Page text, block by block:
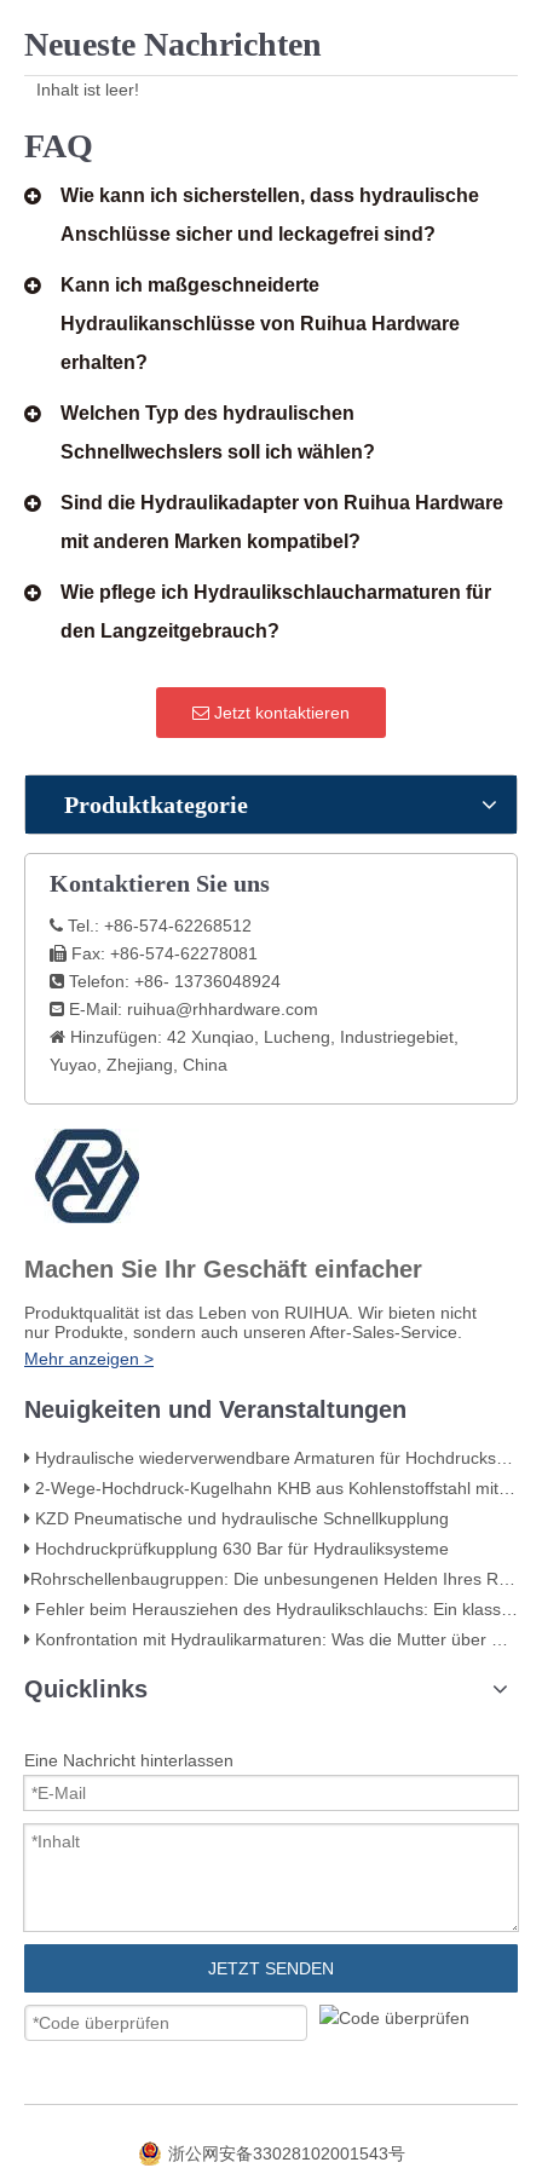
Neueste Nachrichten
Inhalt ist leer!
FAQ
Wie kann ich sicherstellen, dass hydraulische
Anschlüsse sicher und leckagefrei sind?
Kann ich maßgeschneiderte
Hydraulikanschlüsse von Ruihua Hardware
erhalten?
Welchen Typ des hydraulischen
Schnellwechslers soll ich wählen?
Sind die Hydraulikadapter von Ruihua Hardware
mit anderen Marken kompatibel?
Wie pflege ich Hydraulikschlaucharmaturen für
den Langzeitgebrauch?
Jetzt kontaktieren
Produktkategorie
Kontaktieren Sie uns
 Tel.: +86-574-62268512
 Fax: +86-574-62278081
 Telefon: +86- 13736048924
 E-Mail: ruihua@rhhardware.com
 Hinzufügen: 42 Xunqiao, Lucheng, Industriegebiet,
Yuyao, Zhejiang, China
Machen Sie Ihr Geschäft einfacher
Produktqualität ist das Leben von RUIHUA. Wir bieten nicht
nur Produkte, sondern auch unseren After-Sales-Service.
Mehr anzeigen >
Neuigkeiten und Veranstaltungen
Hydraulische wiederverwendbare Armaturen für Hochdruckschlauchleitungen
2-Wege-Hochdruck-Kugelhahn KHB aus Kohlenstoffstahl mit Innengewinde – KHB-G3/4
KZD Pneumatische und hydraulische Schnellkupplung
Hochdruckprüfkupplung 630 Bar für Hydrauliksysteme
​Rohrschellenbaugruppen: Die unbesungenen Helden Ihres Rohrleitungssystems​
Fehler beim Herausziehen des Hydraulikschlauchs: Ein klassischer Crimpfehler (mit visuellem Beweis)
Konfrontation mit Hydraulikarmaturen: Was die Mutter über Qualität verrät
Quicklinks
Eine Nachricht hinterlassen
JETZT SENDEN
浙公网安备33028102001543号